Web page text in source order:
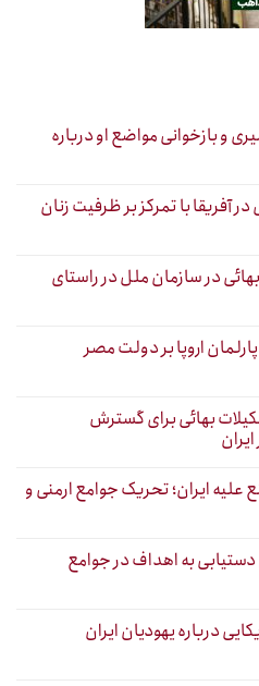
و بازخوانی مواضع او درباره
آفریقا با تمرکز بر ظرفیت زنان
در سازمان ملل در راستای
اروپا بر دولت مصر
بهائی برای گسترش
علیه ایران؛ تحریک جوامع ارمنی و
دستیابی به اهداف در جوامع
درباره یهودیان ایران